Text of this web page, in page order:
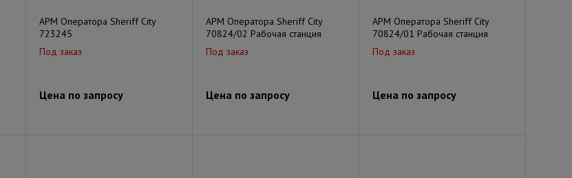
АРМ Оператора Sheriff City
723245
Под заказ
Цена по запросу
АРМ Оператора Sheriff City
70824/02 Рабочая станция
Под заказ
Цена по запросу
АРМ Оператора Sheriff City
70824/01 Рабочая станция
Под заказ
Цена по запросу